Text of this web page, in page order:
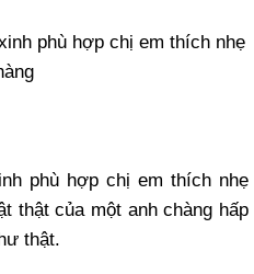
phù hợp chị em thích nhẹ
thật của một anh chàng hấp
thật.